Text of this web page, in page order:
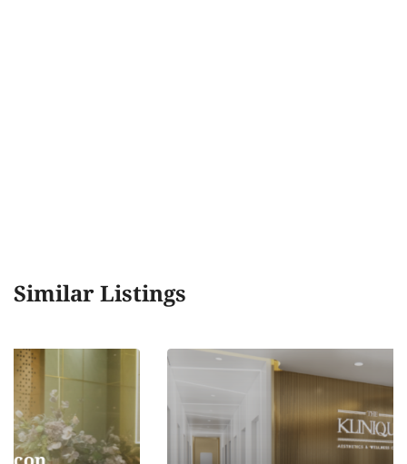
Similar Listings